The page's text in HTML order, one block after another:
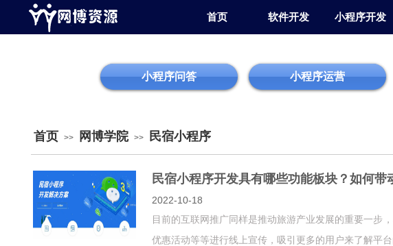
首页 软件开发 小程序开发
小程序运营
小程序问答
首页 >> 网博学院 >> 民宿小程序
民宿小程序开发具有哪些功能板块？如何带
2022-10-18
目前的互联网推广同样是推动旅游产业发展的重要一步
优惠活动等等进行线上宣传，吸引更多的用户来了解平